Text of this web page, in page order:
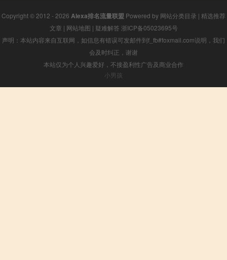
Copyright © 2012 - 2026 Alexa排名流量联盟 Powered by 网站分类目录 | 精选推荐
文章 | 网站地图 | 疑难解答 浙ICP备05023695号
声明：本站内容来自互联网，如信息有错误可发邮件到f_fb#foxmail.com说明，我们
会及时纠正，谢谢
本站仅为个人兴趣爱好，不接盈利性广告及商业合作
小男孩